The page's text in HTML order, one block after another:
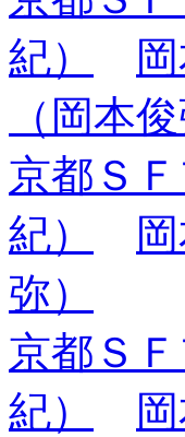
紀）
（岡本俊
京都Ｓ
紀）
弥）
京都Ｓ
紀）